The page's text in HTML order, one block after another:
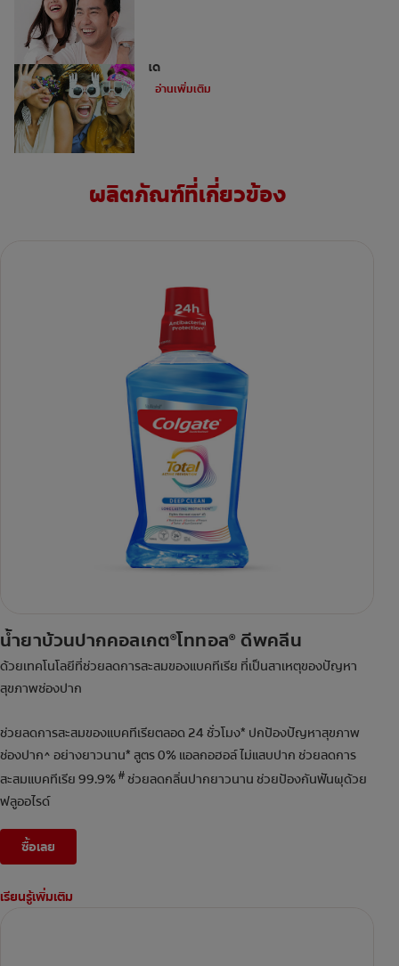
ได้
อ่านเพิ่มเติม
ผลิตภัณฑ์ที่เกี่ยวข้อง
น้ำยาบ้วนปากคอลเกต®โททอล® ดีพคลีน
ด้วยเทคโนโลยีที่ช่วยลดการสะสมของแบคทีเรีย ที่เป็นสาเหตุของปัญหา
สุขภาพช่องปาก
ช่วยลดการสะสมของแบคทีเรียตลอด 24 ชั่วโมง* ปกป้องปัญหาสุขภาพ
ช่องปาก^ อย่างยาวนาน* สูตร 0% แอลกอฮอล์ ไม่แสบปาก ช่วยลดการ
สะสมแบคทีเรีย 99.9%# ช่วยลดกลิ่นปากยาวนาน ช่วยป้องกันฟันผุด้วย
ฟลูออไรด์
ซื้อเลย
เรียนรู้เพิ่มเติม